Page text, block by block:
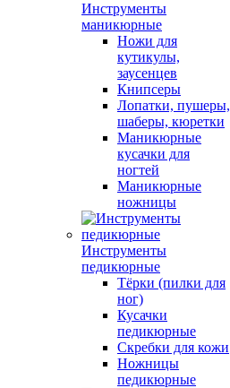
Инструменты
маникюрные
Ножи для
кутикулы,
заусенцев
Книпсеры
Лопатки, пушеры,
шаберы, кюретки
Маникюрные
кусачки для
ногтей
Маникюрные
ножницы
Инструменты
педикюрные
Тёрки (пилки для
ног)
Кусачки
педикюрные
Скребки для кожи
Ножницы
педикюрные